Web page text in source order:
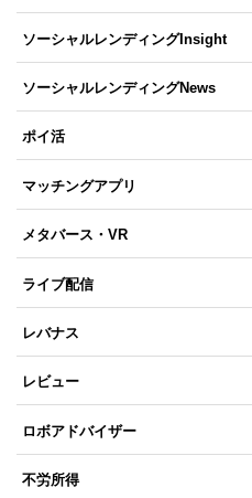
ソーシャルレンディングInsight
ソーシャルレンディングNews
ポイ活
マッチングアプリ
メタバース・VR
ライブ配信
レバナス
レビュー
ロボアドバイザー
不労所得